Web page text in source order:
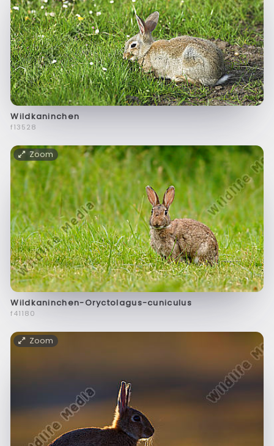
Wildkaninchen
f13528
Zoom
Wildkaninchen-Oryctolagus-cuniculus
f41180
Zoom